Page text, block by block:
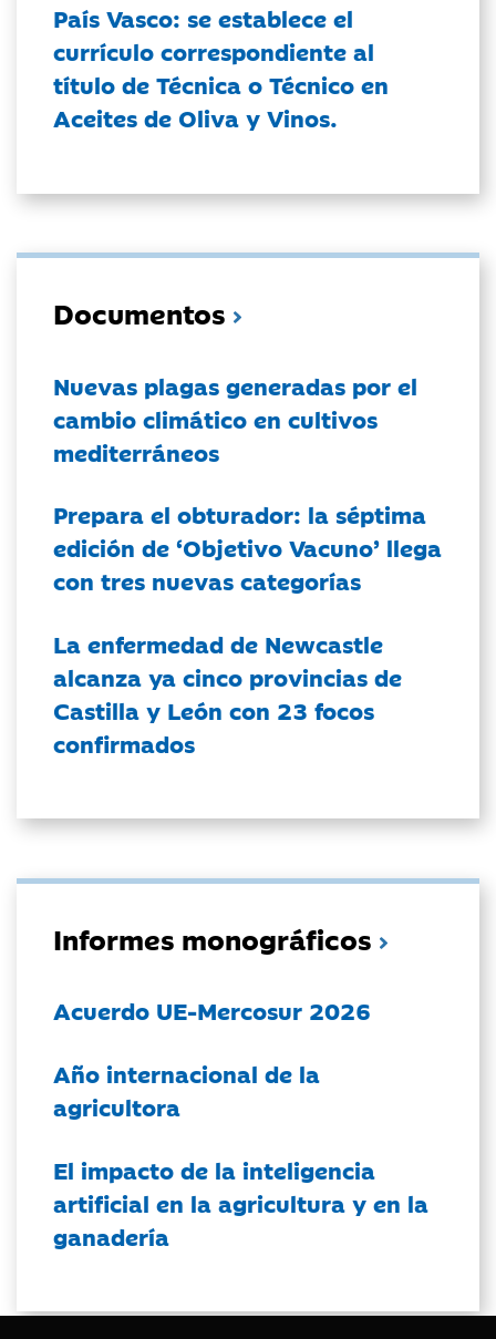
País Vasco: se establece el
currículo correspondiente al
título de Técnica o Técnico en
Aceites de Oliva y Vinos.
Documentos
Nuevas plagas generadas por el
cambio climático en cultivos
mediterráneos
Prepara el obturador: la séptima
edición de ‘Objetivo Vacuno’ llega
con tres nuevas categorías
La enfermedad de Newcastle
alcanza ya cinco provincias de
Castilla y León con 23 focos
confirmados
Informes monográficos
Acuerdo UE-Mercosur 2026
Año internacional de la
agricultora
El impacto de la inteligencia
artificial en la agricultura y en la
ganadería